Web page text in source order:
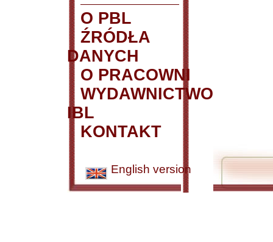
O PBL
ŹRÓDŁA
DANYCH
O PRACOWNI
WYDAWNICTWO
IBL
KONTAKT
English version